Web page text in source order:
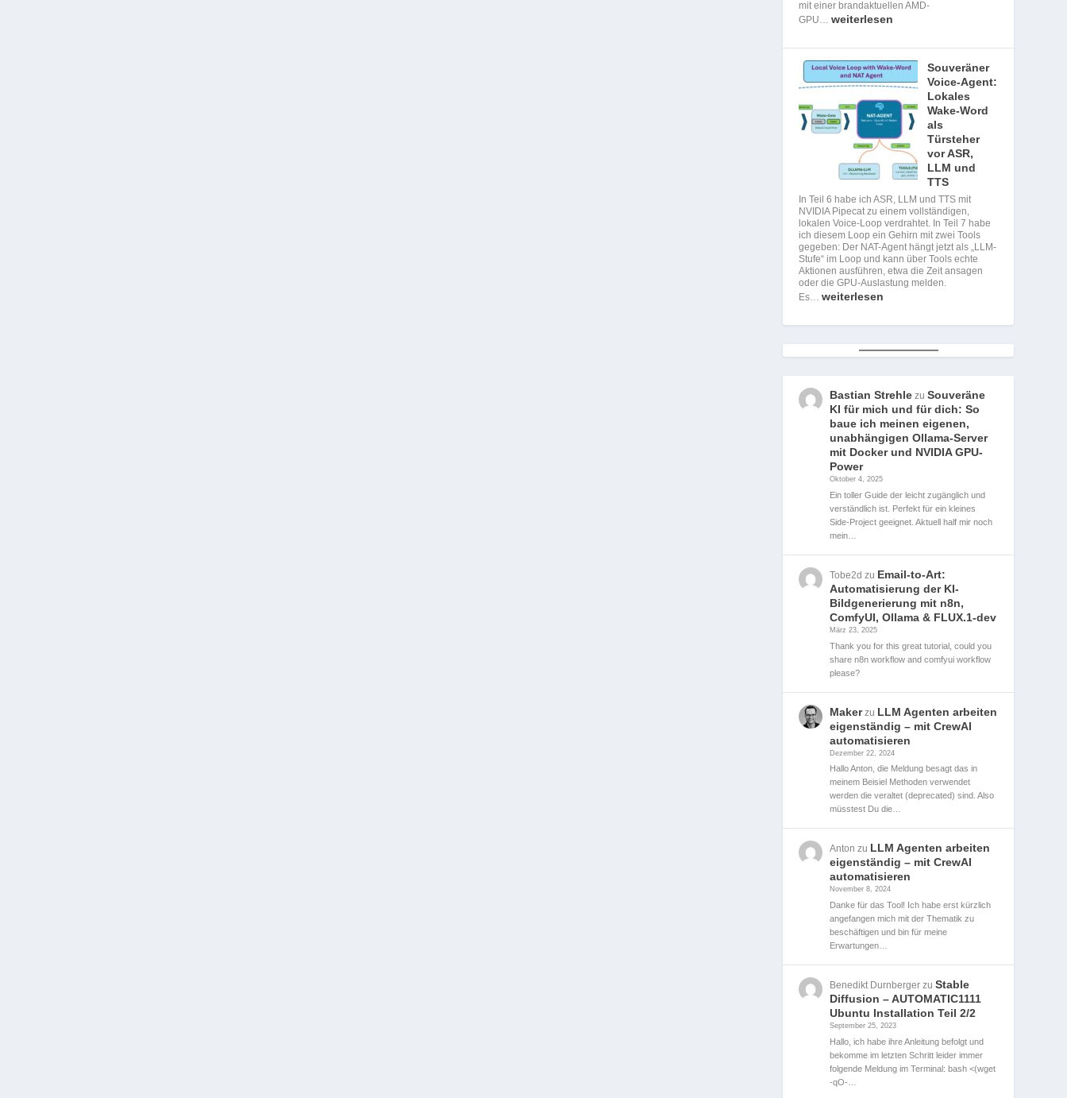
mit einer brandaktuellen AMD-
GPU…weiterlesen
Souveräner
Voice-Agent:
Lokales
Wake-Word
als
Türsteher
vor ASR,
LLM und
TTS
In Teil 6 habe ich ASR, LLM und TTS mit
NVIDIA Pipecat zu einem vollständigen,
lokalen Voice-Loop verdrahtet. In Teil 7 habe
ich diesem Loop ein Gehirn mit zwei Tools
gegeben: Der NAT-Agent hängt jetzt als „LLM-
Stufe“ im Loop und kann über Tools echte
Aktionen ausführen, etwa die Zeit ansagen
oder die GPU-Auslastung melden.
Es…weiterlesen
Bastian Strehle zuSouveräne
KI für mich und für dich: So
baue ich meinen eigenen,
unabhängigen Ollama-Server
mit Docker und NVIDIA GPU-
Power
Oktober 4, 2025
Ein toller Guide der leicht zugänglich und
verständlich ist. Perfekt für ein kleines
Side-Project geeignet. Aktuell half mir noch
mein…
Tobe2d zu Email-to-Art:
Automatisierung der KI-
Bildgenerierung mit n8n,
ComfyUI, Ollama & FLUX.1-dev
März 23, 2025
Thank you for this great tutorial, could you
share n8n workflow and comfyui workflow
please?
Makerzu LLM Agenten arbeiten
eigenständig – mit CrewAI
automatisieren
Dezember 22, 2024
Hallo Anton, die Meldung besagt das in
meinem Beisiel Methoden verwendet
werden die veraltet (deprecated) sind. Also
müsstest Du die…
Anton zu LLM Agenten arbeiten
eigenständig – mit CrewAI
automatisieren
November 8, 2024
Danke für das Tool! Ich habe erst kürzlich
angefangen mich mit der Thematik zu
beschäftigen und bin für meine
Erwartungen…
Benedikt Durnberger zuStable
Diffusion – AUTOMATIC1111
Ubuntu Installation Teil 2/2
September 25, 2023
Hallo, ich habe ihre Anleitung befolgt und
bekomme im letzten Schritt leider immer
folgende Meldung im Terminal: bash <(wget
-qO-…